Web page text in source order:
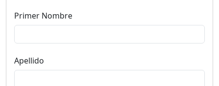
Primer Nombre
Apellido